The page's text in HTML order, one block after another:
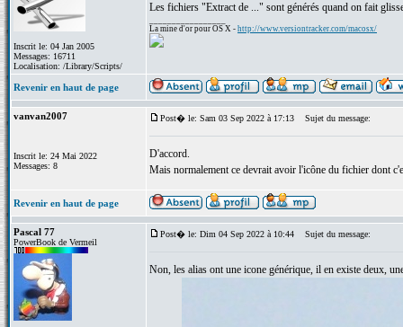
Inscrit le: 04 Jan 2005
Messages: 16711
Localisation: /Library/Scripts/
Les fichiers "Extract de ..." sont générés quand on fait
La mine d'or pour OS X - http://www.versiontracker.com/macosx/
Revenir en haut de page
vanvan2007
Inscrit le: 24 Mai 2022
Messages: 8
Post� le: Sam 03 Sep 2022 à 17:13 Sujet du message:
D'accord.
Mais normalement ce devrait avoir l'icône du fichier dont
Revenir en haut de page
Pascal 77
PowerBook de Vermeil
Post� le: Dim 04 Sep 2022 à 10:44 Sujet du message:
Non, les alias ont une icone générique, il en existe deux,